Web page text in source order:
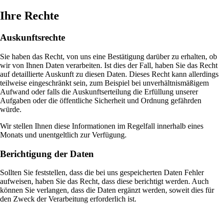
Ihre Rechte
Auskunftsrechte
Sie haben das Recht, von uns eine Bestätigung darüber zu erhalten, ob
wir von Ihnen Daten verarbeiten. Ist dies der Fall, haben Sie das Recht
auf detaillierte Auskunft zu diesen Daten. Dieses Recht kann allerdings
teilweise eingeschränkt sein, zum Beispiel bei unverhältnismäßigem
Aufwand oder falls die Auskunftserteilung die Erfüllung unserer
Aufgaben oder die öffentliche Sicherheit und Ordnung gefährden
würde.
Wir stellen Ihnen diese Informationen im Regelfall innerhalb eines
Monats und unentgeltlich zur Verfügung.
Berichtigung der Daten
Sollten Sie feststellen, dass die bei uns gespeicherten Daten Fehler
aufweisen, haben Sie das Recht, dass diese berichtigt werden. Auch
können Sie verlangen, dass die Daten ergänzt werden, soweit dies für
den Zweck der Verarbeitung erforderlich ist.